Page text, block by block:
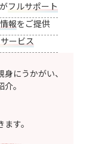
フルサポート
報をご提供
ービス
にうかがい、
。
す。